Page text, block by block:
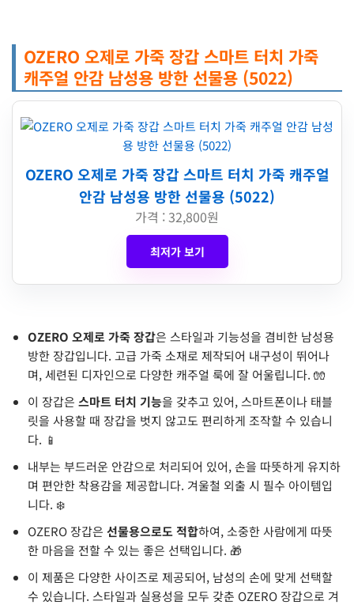
OZERO 오제로 가죽 장갑 스마트 터치 가죽
캐주얼 안감 남성용 방한 선물용 (5022)
OZERO 오제로 가죽 장갑 스마트 터치 가죽 캐주얼
안감 남성용 방한 선물용 (5022)
가격 : 32,800원
최저가 보기
OZERO 오제로 가죽 장갑은 스타일과 기능성을 겸비한 남성용
방한 장갑입니다. 고급 가죽 소재로 제작되어 내구성이 뛰어나
며, 세련된 디자인으로 다양한 캐주얼 룩에 잘 어울립니다. 🧤
이 장갑은 스마트 터치 기능을 갖추고 있어, 스마트폰이나 태블
릿을 사용할 때 장갑을 벗지 않고도 편리하게 조작할 수 있습니
다. 📱
내부는 부드러운 안감으로 처리되어 있어, 손을 따뜻하게 유지하
며 편안한 착용감을 제공합니다. 겨울철 외출 시 필수 아이템입
니다. ❄️
OZERO 장갑은 선물용으로도 적합하여, 소중한 사람에게 따뜻
한 마음을 전할 수 있는 좋은 선택입니다. 🎁
이 제품은 다양한 사이즈로 제공되어, 남성의 손에 맞게 선택할
수 있습니다. 스타일과 실용성을 모두 갖춘 OZERO 장갑으로 겨